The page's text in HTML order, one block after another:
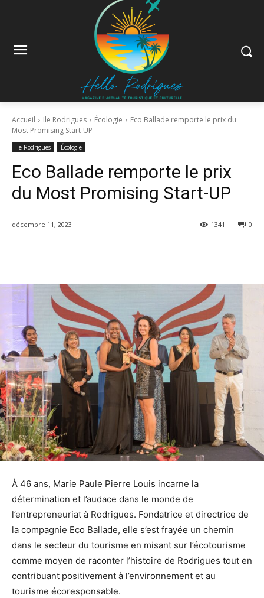
Accueil Ile Rodrigues Écologie
Eco Ballade remporte le prix du
Most Promising Start-UP
Ile Rodrigues Écologie
Eco Ballade remporte le prix
du Most Promising Start-UP
décembre 11, 2023 0
1341
À 46 ans, Marie Paule Pierre Louis incarne la
détermination et l’audace dans le monde de
l’entrepreneuriat à Rodrigues. Fondatrice et directrice de
la compagnie Eco Ballade, elle s’est frayée un chemin
dans le secteur du tourisme en misant sur l’écotourisme
comme moyen de raconter l’histoire de Rodrigues tout en
contribuant positivement à l’environnement et au
tourisme écoresponsable.